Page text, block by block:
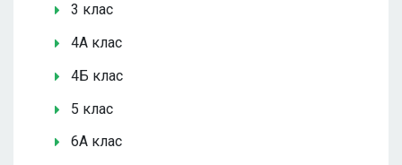
3 клас
4А клас
4Б клас
5 клас
6А клас